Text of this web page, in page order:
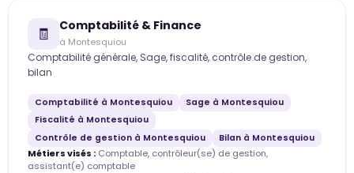
🧾 Comptabilité & Finance
à Montesquiou
Comptabilité générale, Sage, fiscalité, contrôle de gestion,
bilan
Comptabilité à Montesquiou
Sage à Montesquiou
Fiscalité à Montesquiou
Contrôle de gestion à Montesquiou
Bilan à Montesquiou
Métiers visés : Comptable, contrôleur(se) de gestion,
assistant(e) comptable